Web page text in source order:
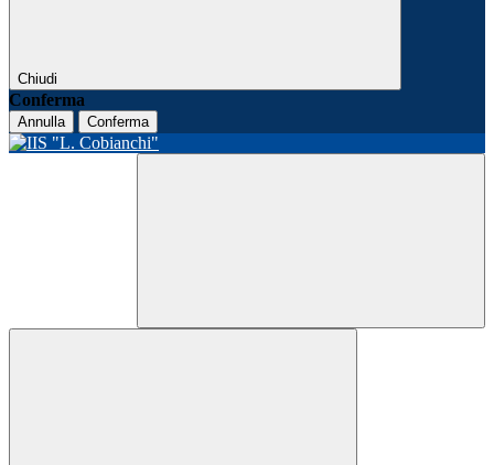
Chiudi
Conferma
Annulla Conferma